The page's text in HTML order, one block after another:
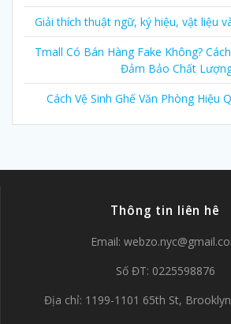
Giải thích thuật ngữ, ký hiệu, vật liệu
Tmall Có Bán Hàng Fake Không?
Đảm Bảo Chất
Cách Vệ Sinh Ghế Văn Phòng Hiệu
Thông tin liên hê
Email:
Số ĐT: 0225598876
Địa chỉ: 1199-1101 65th St,